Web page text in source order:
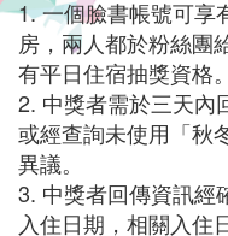
洽
公
最
适
合
1.一個臉書帳號可享
房，兩人都於粉絲團
有平日住宿抽獎資格。
2. 中獎者需於三天內
或經查詢未使用「秋
異議。
3. 中獎者回傳資訊經
入住日期，相關入住